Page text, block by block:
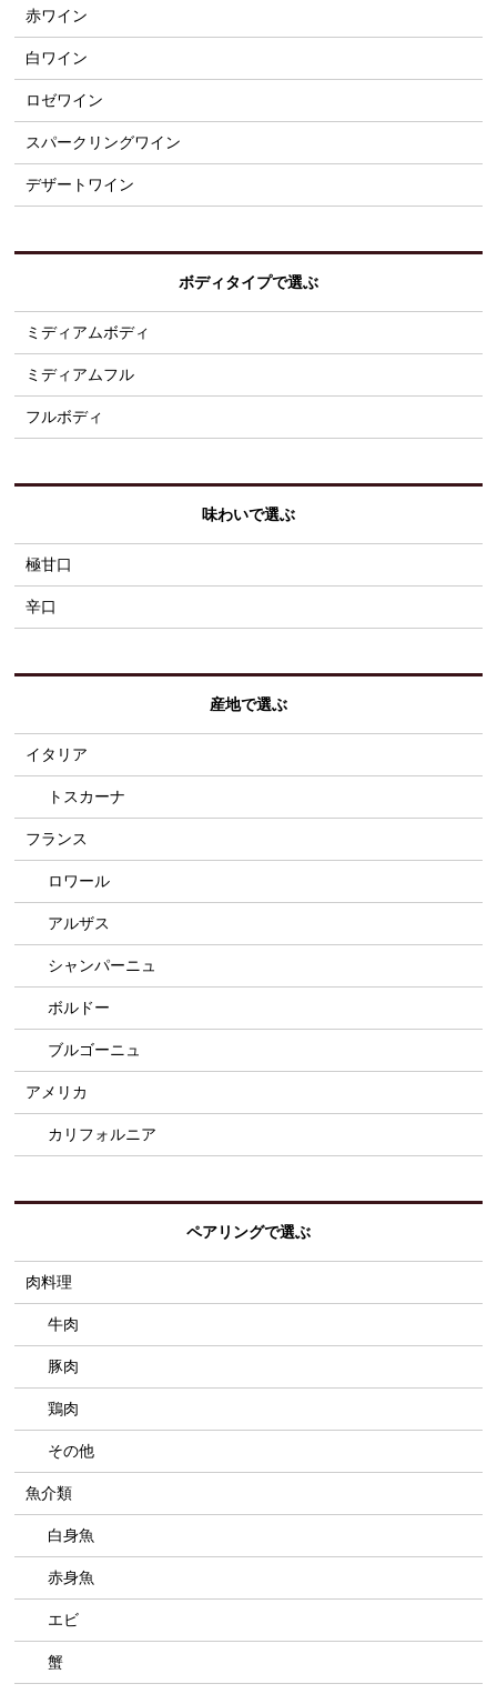
赤ワイン
白ワイン
ロゼワイン
スパークリングワイン
デザートワイン
ボディタイプで選ぶ
ミディアムボディ
ミディアムフル
フルボディ
味わいで選ぶ
極甘口
辛口
産地で選ぶ
イタリア
トスカーナ
フランス
ロワール
アルザス
シャンパーニュ
ボルドー
ブルゴーニュ
アメリカ
カリフォルニア
ペアリングで選ぶ
肉料理
牛肉
豚肉
鶏肉
その他
魚介類
白身魚
赤身魚
エビ
蟹